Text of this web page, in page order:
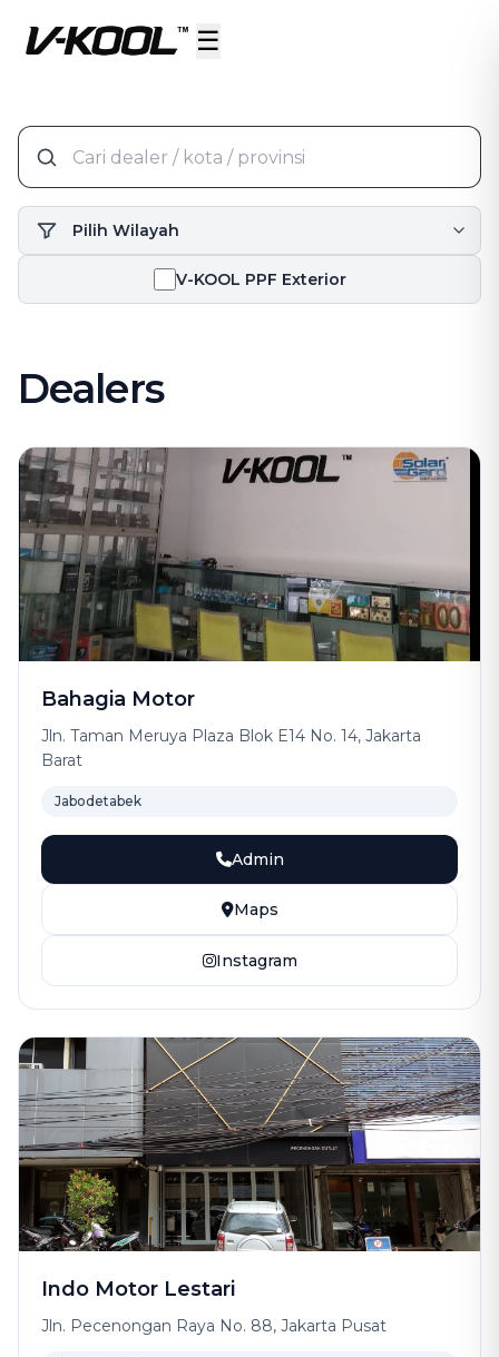
☰
V-KOOL PPF Exterior
Dealers
Bahagia Motor
Jln. Taman Meruya Plaza Blok E14 No. 14, Jakarta
Barat
Jabodetabek
Admin
Maps
Instagram
Indo Motor Lestari
Jln. Pecenongan Raya No. 88, Jakarta Pusat